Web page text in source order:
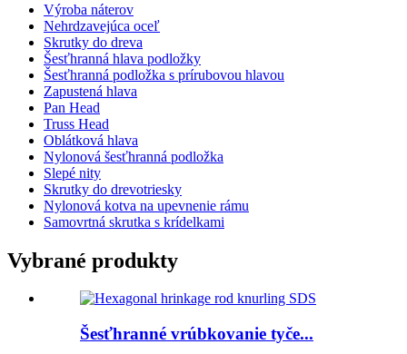
Výroba náterov
Nehrdzavejúca oceľ
Skrutky do dreva
Šesťhranná hlava podložky
Šesťhranná podložka s prírubovou hlavou
Zapustená hlava
Pan Head
Truss Head
Oblátková hlava
Nylonová šesťhranná podložka
Slepé nity
Skrutky do drevotriesky
Nylonová kotva na upevnenie rámu
Samovrtná skrutka s krídelkami
Vybrané produkty
Šesťhranné vrúbkovanie tyče...